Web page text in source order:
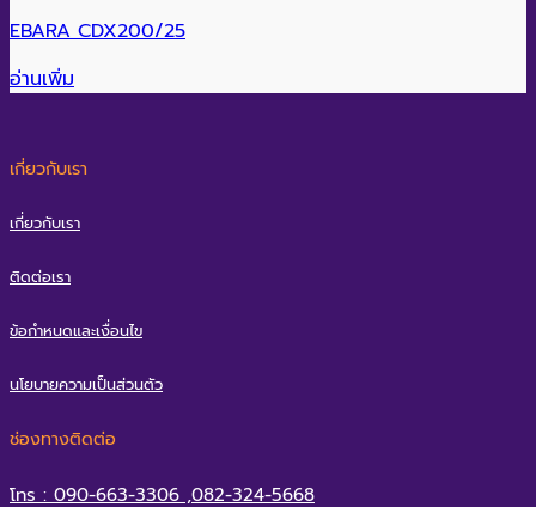
EBARA CDX200/25
อ่านเพิ่ม
เกี่ยวกับเรา
เกี่ยวกับเรา
ติดต่อเรา
ข้อกำหนดและเงื่อนไข
นโยบายความเป็นส่วนตัว
ช่องทางติดต่อ
โทร : 090-663-3306 ,082-324-5668